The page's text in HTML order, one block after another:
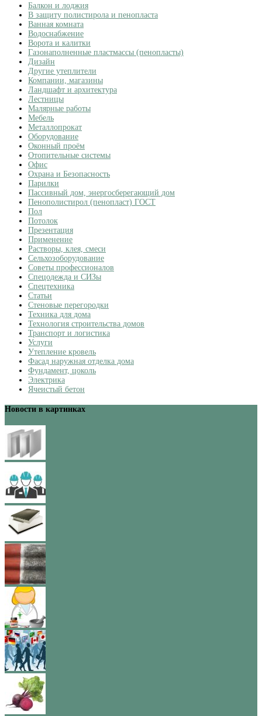
Балкон и лоджия
В защиту полистирола и пенопласта
Ванная комната
Водоснабжение
Ворота и калитки
Газонаполненные пластмассы (пенопласты)
Дизайн
Другие утеплители
Компании, магазины
Ландшафт и архитектура
Лестницы
Малярные работы
Мебель
Металлопрокат
Оборудование
Оконный проём
Отопительные системы
Офис
Охрана и Безопасность
Парилки
Пассивный дом, энергосберегающий дом
Пенополистирол (пенопласт) ГОСТ
Пол
Потолок
Презентация
Применение
Растворы, клея, смеси
Сельхозоборудование
Советы профессионалов
Спецодежда и СИЗы
Спецтехника
Статьи
Стеновые перегородки
Техника для дома
Технология строительства домов
Транспорт и логистика
Услуги
Утепление кровель
Фасад наружная отделка дома
Фундамент, цоколь
Электрика
Ячеистый бетон
Новости в картинках